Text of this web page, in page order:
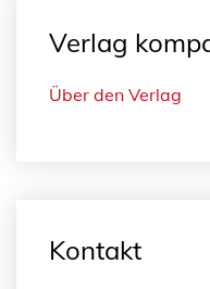
Verlag
Über den Verlag
Kontakt